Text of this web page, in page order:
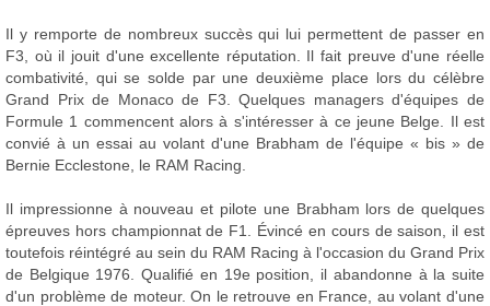
Il y remporte de nombreux succès qui lui permettent de passer en
F3, où il jouit d'une excellente réputation. Il fait preuve d'une réelle
combativité, qui se solde par une deuxième place lors du célèbre
Grand Prix de Monaco de F3. Quelques managers d'équipes de
Formule 1 commencent alors à s'intéresser à ce jeune Belge. Il est
convié à un essai au volant d'une Brabham de l'équipe « bis » de
Bernie Ecclestone, le RAM Racing.
Il impressionne à nouveau et pilote une Brabham lors de quelques
épreuves hors championnat de F1. Évincé en cours de saison, il est
toutefois réintégré au sein du RAM Racing à l'occasion du Grand Prix
de Belgique 1976. Qualifié en 19e position, il abandonne à la suite
d'un problème de moteur. On le retrouve en France, au volant d'une